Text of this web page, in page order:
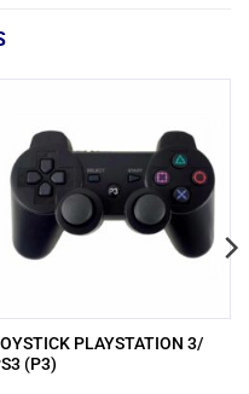
PLAYSTATION 3/
(P3)